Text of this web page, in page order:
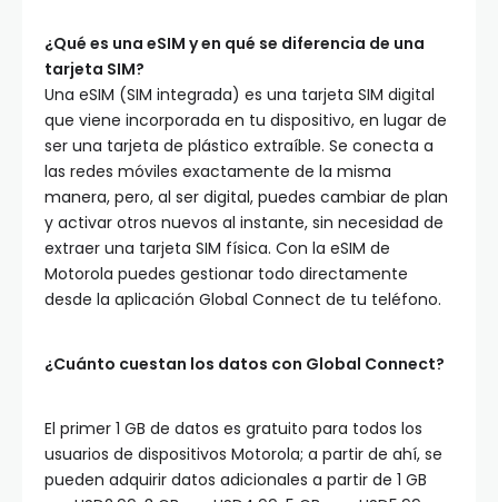
¿Qué es una eSIM y en qué se diferencia de una
tarjeta SIM?
Una eSIM (SIM integrada) es una tarjeta SIM digital
que viene incorporada en tu dispositivo, en lugar de
ser una tarjeta de plástico extraíble. Se conecta a
las redes móviles exactamente de la misma
manera, pero, al ser digital, puedes cambiar de plan
y activar otros nuevos al instante, sin necesidad de
extraer una tarjeta SIM física. Con la eSIM de
Motorola puedes gestionar todo directamente
desde la aplicación Global Connect de tu teléfono.
¿Cuánto cuestan los datos con Global Connect?
El primer 1 GB de datos es gratuito para todos los
usuarios de dispositivos Motorola; a partir de ahí, se
pueden adquirir datos adicionales a partir de 1 GB